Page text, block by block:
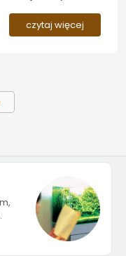
pomp - 24 razy na
czytaj więcej